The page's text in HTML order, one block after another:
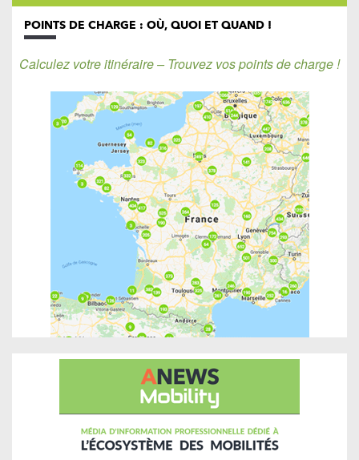
POINTS DE CHARGE : OÙ, QUOI ET QUAND !
Calculez votre itinéraire – Trouvez vos points de charge !